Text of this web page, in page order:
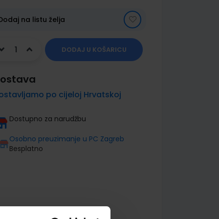
na listu želja
DODAJ U KOŠARICU
po cijeloj Hrvatskoj
Dostupno za narudžbu
Osobno preuzimanje u PC Zagreb
Besplatno